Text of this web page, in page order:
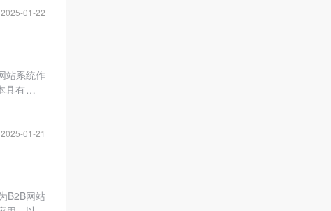
2025-01-22
站系统作
有关键
2025-01-21
B2B网站